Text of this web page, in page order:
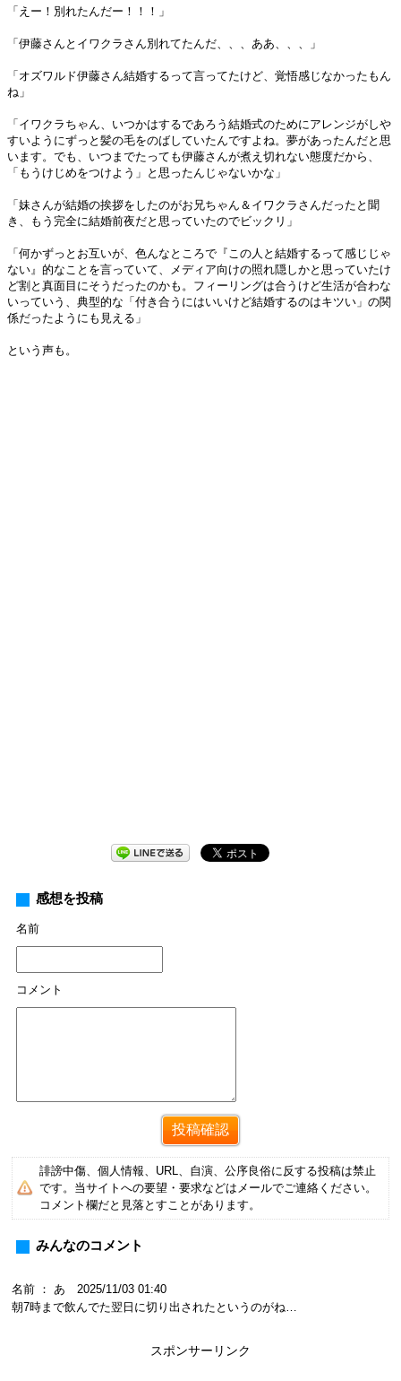
「えー！別れたんだー！！！」
「伊藤さんとイワクラさん別れてたんだ、、、ああ、、、」
「オズワルド伊藤さん結婚するって言ってたけど、覚悟感じなかったもん
ね」
「イワクラちゃん、いつかはするであろう結婚式のためにアレンジがしや
すいようにずっと髪の毛をのばしていたんですよね。夢があったんだと思
います。でも、いつまでたっても伊藤さんが煮え切れない態度だから、
「もうけじめをつけよう」と思ったんじゃないかな」
「妹さんが結婚の挨拶をしたのがお兄ちゃん＆イワクラさんだったと聞
き、もう完全に結婚前夜だと思っていたのでビックリ」
「何かずっとお互いが、色んなところで『この人と結婚するって感じじゃ
ない』的なことを言っていて、メディア向けの照れ隠しかと思っていたけ
ど割と真面目にそうだったのかも。フィーリングは合うけど生活が合わな
いっていう、典型的な「付き合うにはいいけど結婚するのはキツい」の関
係だったようにも見える」
という声も。
感想を投稿
名前
コメント
誹謗中傷、個人情報、URL、自演、公序良俗に反する投稿は禁止
です。当サイトへの要望・要求などはメールでご連絡ください。
コメント欄だと見落とすことがあります。
みんなのコメント
名前 ： あ 2025/11/03 01:40
朝7時まで飲んでた翌日に切り出されたというのがね…
スポンサーリンク